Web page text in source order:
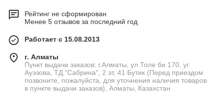
Рейтинг не сформирован
Менее 5 отзывов за последний год
Работает с 15.08.2013
г. Алматы
Пункт выдачи заказов: г.Алматы, ул Толе би 170, уг.
Ауэзова, ТД "Сабрина", 2 эт, 41 Бутик (Перед приездом
позвоните, пожалуйста, для уточнения наличия товаров
в пункте выдачи заказов), Алматы, Казахстан